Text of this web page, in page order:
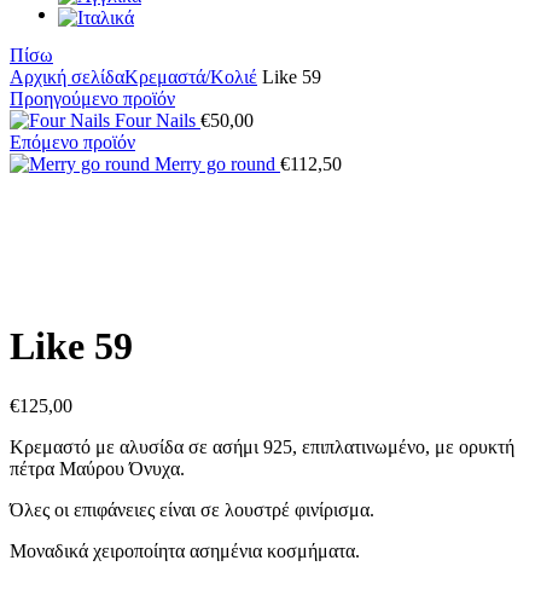
Πίσω
Αρχική σελίδαΚρεμαστά/Κολιέ Like 59
Προηγούμενο προϊόν
Four Nails €50,00
Επόμενο προϊόν
Merry go round €112,50
Like 59
€125,00
Κρεμαστό με αλυσίδα σε ασήμι 925, επιπλατινωμένο, με ορυκτή
πέτρα Μαύρου Όνυχα.
Όλες οι επιφάνειες είναι σε λουστρέ φινίρισμα.
Μοναδικά χειροποίητα ασημένια κοσμήματα.